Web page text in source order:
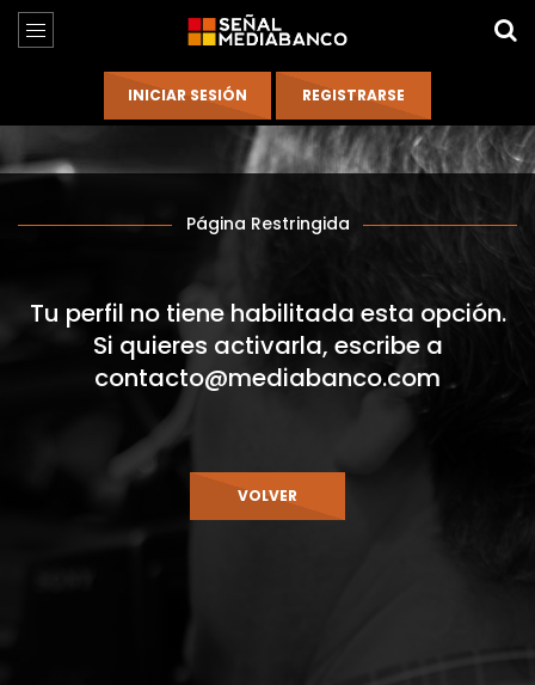
Página Restringida
Tu perfil no tiene habilitada esta opción.
Si quieres activarla, escribe a
contacto@mediabanco.com